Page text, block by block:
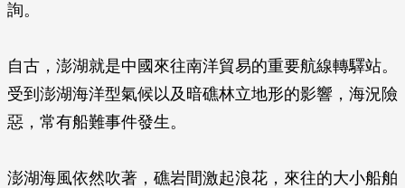
詢。
自古，澎湖就是中國來往南洋貿易的重要航線轉驛站。
受到澎湖海洋型氣候以及暗礁林立地形的影響，海況險
惡，常有船難事件發生。
澎湖海風依然吹著，礁岩間激起浪花，來往的大小船舶